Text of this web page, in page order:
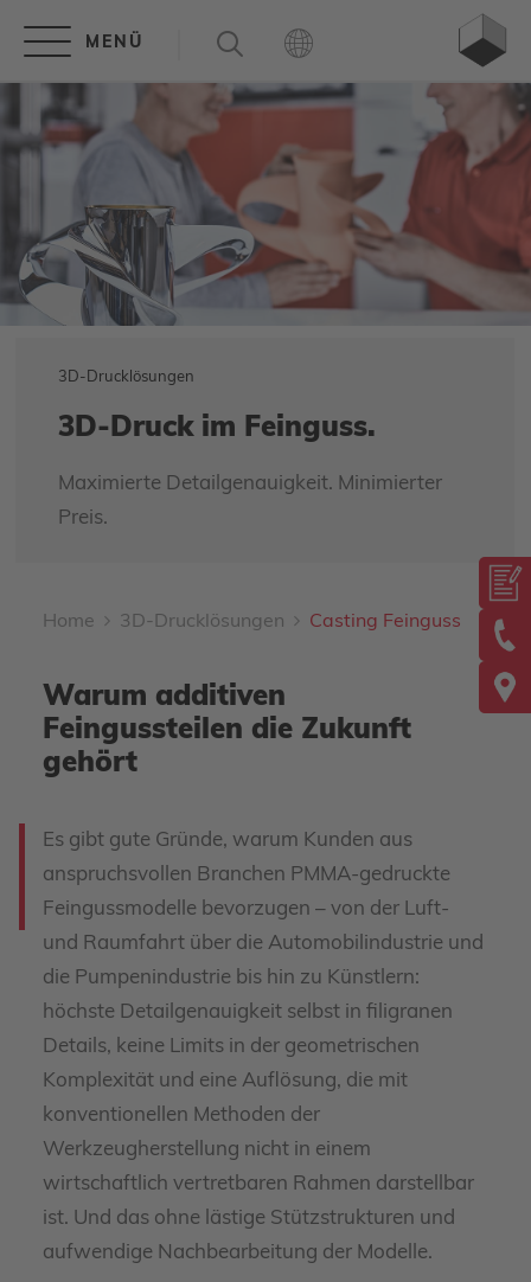
3D-Drucklösungen
3D-Druck im Feinguss.
Maximierte Detailgenauigkeit. Minimierter
Preis.
Home 3D-Drucklösungen Casting Feinguss
Warum additiven
Feingussteilen die Zukunft
gehört
Es gibt gute Gründe, warum Kunden aus
anspruchsvollen Branchen PMMA-gedruckte
Feingussmodelle bevorzugen – von der Luft-
und Raumfahrt über die Automobilindustrie und
die Pumpenindustrie bis hin zu Künstlern:
höchste Detailgenauigkeit selbst in filigranen
Details, keine Limits in der geometrischen
Komplexität und eine Auflösung, die mit
konventionellen Methoden der
Werkzeugherstellung nicht in einem
wirtschaftlich vertretbaren Rahmen darstellbar
ist. Und das ohne lästige Stützstrukturen und
aufwendige Nachbearbeitung der Modelle.